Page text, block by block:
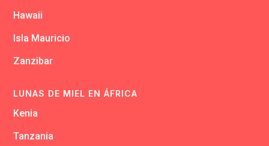
Hawaii
Isla Mauricio
Zanzibar
LUNAS DE MIEL EN ÁFRICA
Kenia
Tanzania